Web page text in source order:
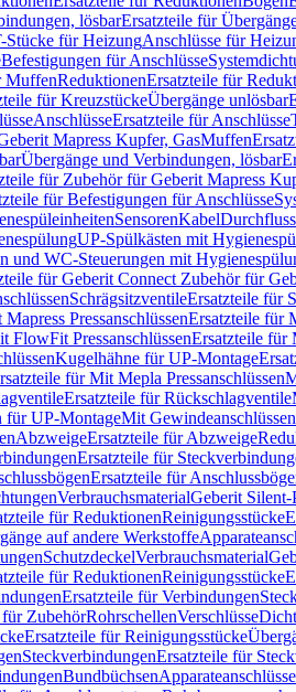
lösbarErsatzteile für
Stücke für HeizungAnschlüsse für
Befestigungen für Anschlüsse
MuffenReduktionenErsatzteile für
für KreuzstückeÜbergänge unlösbar
AnschlüsseErsatzteile für Anschlüsse
Mapress Kupfer, GasMuffen
Übergänge und Verbindungen, lösbar
für Zubehör für Geberit Mapress
für Befestigungen für Anschlüsse
SensorenKabel
UP-Spülkästen mit
und WC-Steuerungen mit
für Geberit Connect Zubehör für
SchrägsitzventileErsatzteile für
PressanschlüssenErsatzteile für
FlowFit PressanschlüssenErsatzteile für
Kugelhähne für UP-Montage
für Mit Mepla Pressanschlüssen
Ersatzteile für Rückschlagventile
für UP-MontageMit Gewindeanschlüssen
AbzweigeErsatzteile für Abzweige
Ersatzteile für
Ersatzteile für
VerbrauchsmaterialGeberit Silent-
für ReduktionenReinigungsstücke
auf andere Werkstoffe
SchutzdeckelVerbrauchsmaterial
für ReduktionenReinigungsstücke
Ersatzteile für Verbindungen
ZubehörRohrschellenVerschlüsse
Ersatzteile für Reinigungsstücke
SteckverbindungenErsatzteile für
BundbüchsenApparateanschlüsse